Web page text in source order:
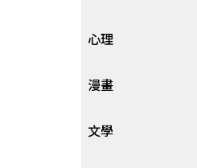
歷史人物傳記
兩岸國際
商學、經濟學
投資理財
人物傳記
其他
科普
數學
航空
繪畫/書法
攝影
電影
4~8歲
8~12歲
12~18歲
家庭、親子
疾病養生
醫療人文
心理
心理學
勵志成長
漫畫
漫畫
文學